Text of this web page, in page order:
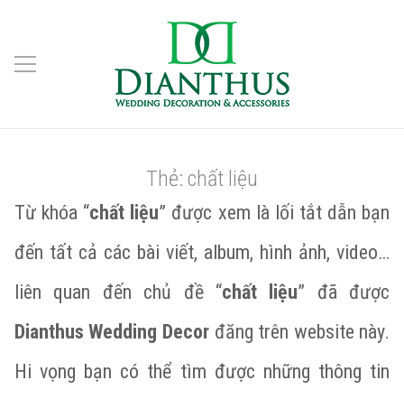
Thẻ: chất liệu
Từ khóa “chất liệu” được xem là lối tắt dẫn bạn
đến tất cả các bài viết, album, hình ảnh, video…
liên quan đến chủ đề “chất liệu” đã được
Dianthus Wedding Decorđăng trên website này.
Hi vọng bạn có thể tìm được những thông tin